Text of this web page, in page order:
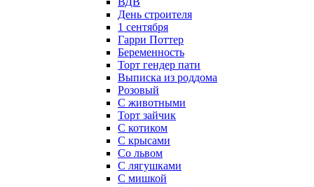
День строителя
1 сентября
Гарри Поттер
Беременность
Торт гендер пати
Выписка из роддома
Розовый
С животными
Торт зайчик
С котиком
С крысами
Со львом
С лягушками
С мишкой